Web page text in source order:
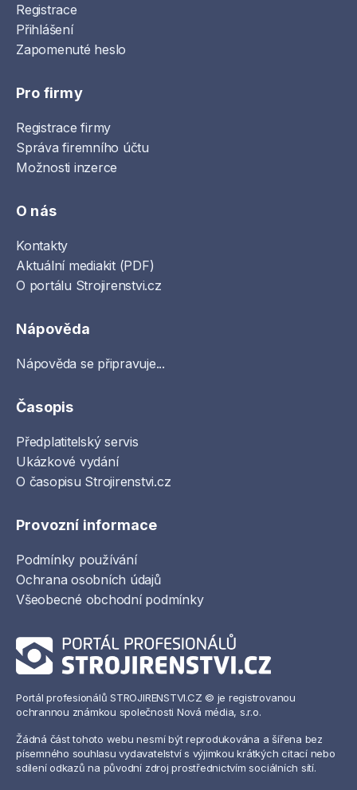
Registrace
Přihlášení
Zapomenuté heslo
Pro firmy
Registrace firmy
Správa firemního účtu
Možnosti inzerce
O nás
Kontakty
Aktuální mediakit (PDF)
O portálu Strojirenstvi.cz
Nápověda
Nápověda se připravuje...
Časopis
Předplatitelský servis
Ukázkové vydání
O časopisu Strojirenstvi.cz
Provozní informace
Podmínky používání
Ochrana osobních údajů
Všeobecné obchodní podmínky
Portál profesionálů STROJIRENSTVI.CZ © je registrovanou
ochrannou známkou společnosti Nová média, s.r.o.
Žádná část tohoto webu nesmí být reprodukována a šířena bez
písemného souhlasu vydavatelství s výjimkou krátkých citací nebo
sdílení odkazů na původní zdroj prostřednictvím sociálních sítí.